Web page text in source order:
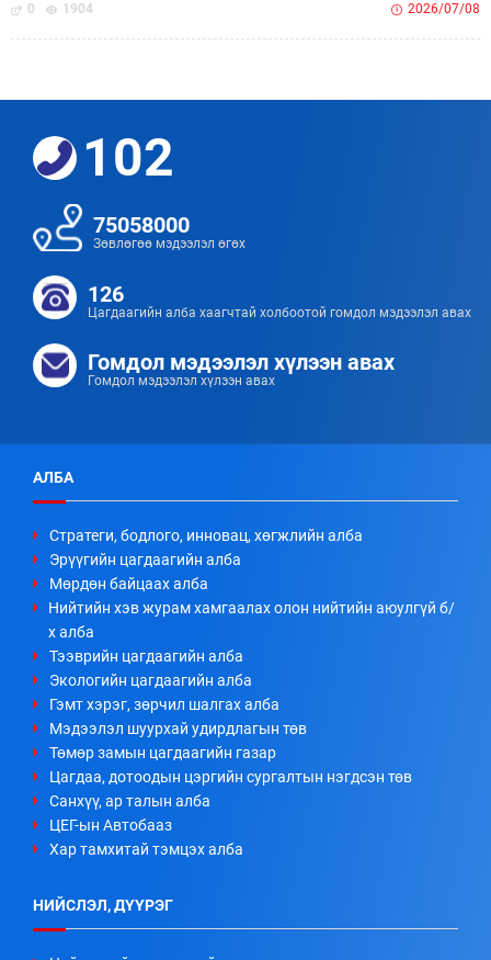
0 1904 2026/07/08
102
75058000
Зөвлөгөө мэдээлэл өгөх
126
Цагдаагийн алба хаагчтай холбоотой гомдол мэдээлэл авах
Гомдол мэдээлэл хүлээн авах
Гомдол мэдээлэл хүлээн авах
АЛБА
Стратеги, бодлого, инновац, хөгжлийн алба
Эрүүгийн цагдаагийн алба
Мөрдөн байцаах алба
Нийтийн хэв журам хамгаалах олон нийтийн аюулгүй б/
х алба
Тээврийн цагдаагийн алба
Экологийн цагдаагийн алба
Гэмт хэрэг, зөрчил шалгах алба
Мэдээлэл шуурхай удирдлагын төв
Төмөр замын цагдаагийн газар
Цагдаа, дотоодын цэргийн сургалтын нэгдсэн төв
Санхүү, ар талын алба
ЦЕГ-ын Автобааз
Хар тамхитай тэмцэх алба
НИЙСЛЭЛ, ДҮҮРЭГ